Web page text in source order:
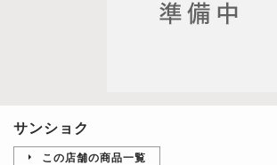
サンショク
この店舗の商品一覧